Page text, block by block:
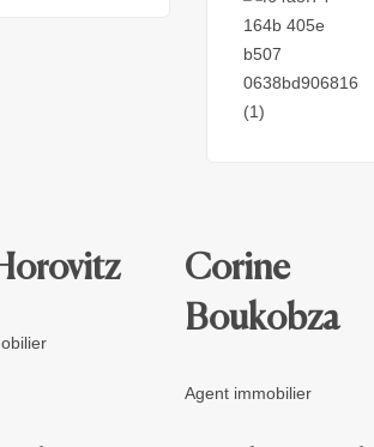
Corine
Boukobza
Agent immobilier